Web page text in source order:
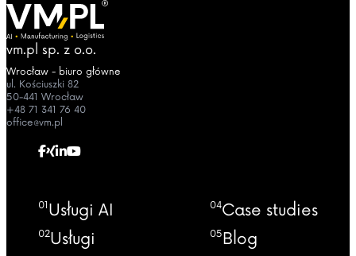
wpisów
vm.pl sp. z o.o.
Wrocław - biuro główne
ul. Kościuszki 82
50-441 Wrocław
+48 71 341 76 40
office@vm.pl
01 Usługi AI
02Usługi
04Case studies
05Blog